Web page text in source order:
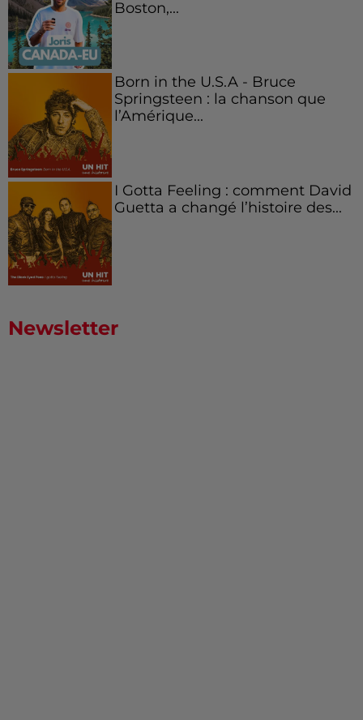
Boston,...
Born in the U.S.A - Bruce
Springsteen : la chanson que
l’Amérique...
I Gotta Feeling : comment David
Guetta a changé l’histoire des...
Newsletter